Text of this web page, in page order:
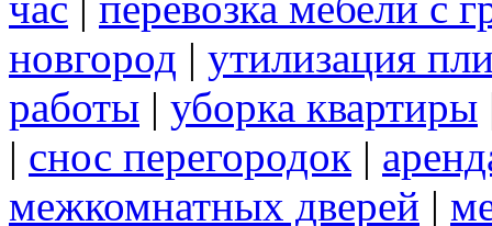
новгород | утилизация
работы | уборка квартиры
| снос перегородок |
межкомнатных дверей |